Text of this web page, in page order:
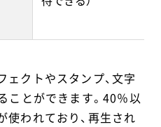
ェクトやスタンプ、文字
ことができます。40％以
使われており、再生され